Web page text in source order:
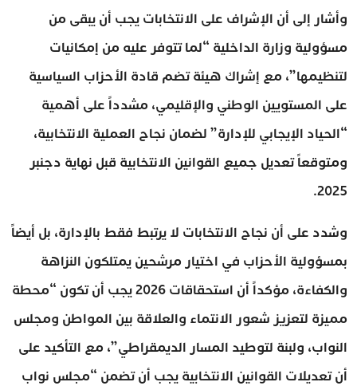
وأشار إلى أن الإشراف على الانتخابات يجب أن يبقى من
مسؤولية وزارة الداخلية “لما تتوفر عليه من إمكانيات
لتنظيمها”، مع إشراك هيئة تضم قادة الأحزاب السياسية
على المستويين الوطني والإقليمي، مشدداً على أهمية
“الحياد الإيجابي للإدارة” لضمان نجاح العملية الانتخابية،
ومتوقعاً تعديل جميع القوانين الانتخابية قبل نهاية دجنبر
2025.
وشدد على أن نجاح الانتخابات لا يرتبط فقط بالإدارة، بل أيضاً
بمسؤولية الأحزاب في اختيار مرشحين يمتلكون النزاهة
والكفاءة، مؤكداً أن استحقاقات 2026 يجب أن تكون “محطة
مميزة لتعزيز شعور الانتماء والعلاقة بين المواطن ومجلس
النواب، ولبنة لتوطيد المسار الديمقراطي”، مع التأكيد على
أن تعديلات القوانين الانتخابية يجب أن تضمن “مجلس نواب